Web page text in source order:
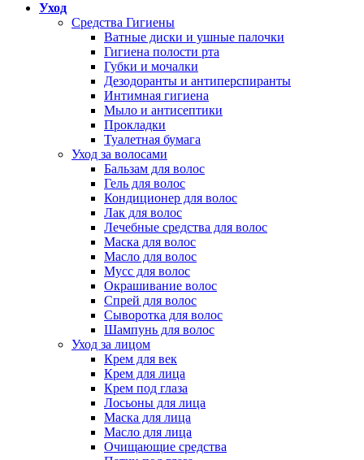
Уход
Средства Гигиены
Ватные диски и ушные палочки
Гигиена полости рта
Губки и мочалки
Дезодоранты и антиперспиранты
Интимная гигиена
Мыло и антисептики
Прокладки
Туалетная бумага
Уход за волосами
Бальзам для волос
Гель для волос
Кондиционер для волос
Лак для волос
Лечебные средства для волос
Маска для волос
Масло для волос
Мусс для волос
Окрашивание волос
Спрей для волос
Сыворотка для волос
Шампунь для волос
Уход за лицом
Крем для век
Крем для лица
Крем под глаза
Лосьоны для лица
Маска для лица
Масло для лица
Очищающие средства